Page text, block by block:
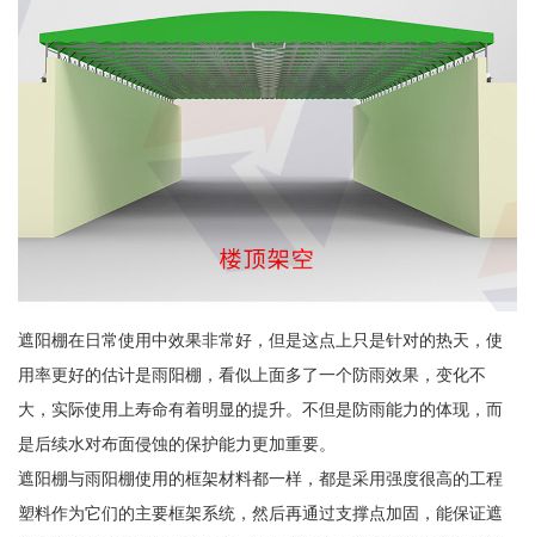
遮阳棚在日常使用中效果非常好，但是这点上只是针对的热天，使
用率更好的估计是雨阳棚，看似上面多了一个防雨效果，变化不
大，实际使用上寿命有着明显的提升。不但是防雨能力的体现，而
是后续水对布面侵蚀的保护能力更加重要。
遮阳棚与雨阳棚使用的框架材料都一样，都是采用强度很高的工程
塑料作为它们的主要框架系统，然后再通过支撑点加固，能保证遮